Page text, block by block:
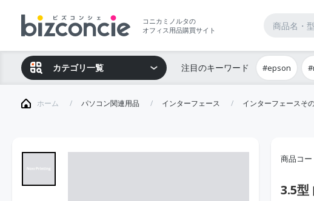
コニカミノルタの
オフィス用品購買サイト
カテゴリ一覧 注目のキーワード #epson
ホーム パソコン関連用品 インターフェース インターフェースそ
商品コー
3.5型